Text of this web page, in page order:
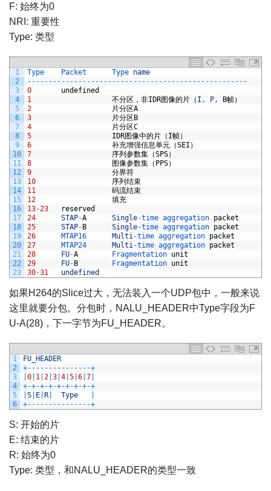
F: 始终为0
NRI: 重要性
Type: 类型
1
2
3
4
5
6
7
8
9
10
11
12
13
14
15
16
17
18
19
20
21
22
23
Type Packet Type name
-- -- -- -- -- -- -- -- -- -- -- -- -- -- -- -- -- -- -- -- -- -- -- -- -- --
0
undefined
1
不分区，非IDR图像的片（ I , P , B帧）
2
片分区A
3
片分区B
4
片分区C
5
IDR图像中的片（ I帧）
6
补充增强信息单元（SEI ）
7
序列参数集（SPS）
8
图像参数集（ PPS）
9
分界符
10
序列结束
11
码流结束
12
填充
13-23
reserved
24
STAP-A Single-time aggregation packet
25
STAP-B Single-time aggregation packet
26
MTAP16 Multi -time aggregation packet
27
MTAP24 Multi -time aggregation packet
28
FU-A Fragmentation unit
29
FU-B Fragmentation unit
30-31 undefined
如果H264的Slice过大，无法装入一个UDP包中，一般来说
这里就要分包。分包时，NALU_HEADER中Type字段为F
U-A(28)，下一字节为FU_HEADER。
1
2
3
4
5
6
FU_HEADER
+-- -- -- -- -- -- -- -+
0 1 2 3 4 5 6 7
+-+-+-+-+-+-+-+-+
S E R Type
+-- -- -- -- -- -- -- -+
S: 开始的片
E: 结束的片
R: 始终为0
Type: 类型，和NALU_HEADER的类型一致